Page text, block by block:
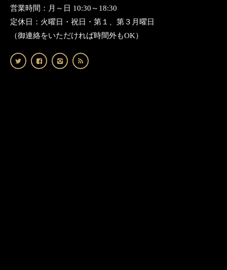
営業時間：月～日 10:30～18:30
定休日：火曜日・祝日・第１、第３月曜日
（御連絡をいただければ時間外もOK）